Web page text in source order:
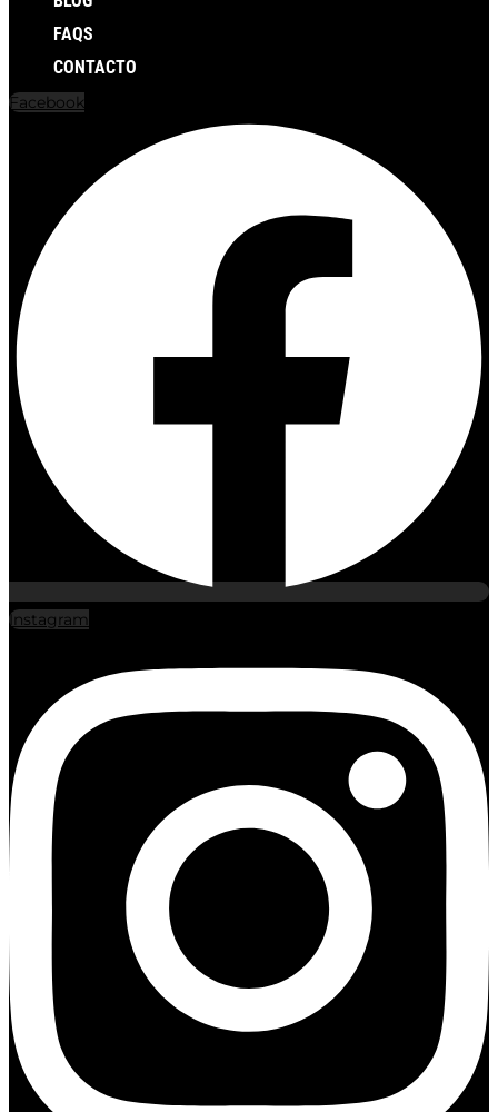
FAQS
CONTACTO
Facebook
Instagram